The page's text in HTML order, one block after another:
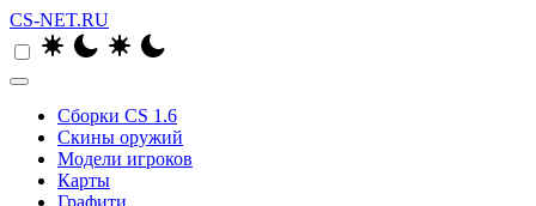
CS-NET.RU
Сборки CS 1.6
Скины оружий
Модели игроков
Карты
Графити